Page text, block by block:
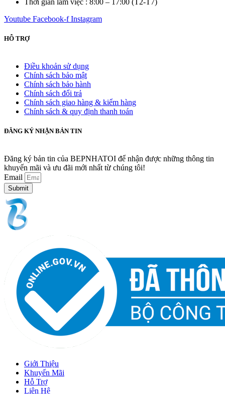
Youtube Facebook-f Instagram
HỖ TRỢ
Điều khoản sử dụng
Chính sách bảo mật
Chính sách bảo hành
Chính sách đổi trả
Chính sách giao hàng & kiểm hàng
Chính sách & quy định thanh toán
ĐĂNG KÝ NHẬN BẢN TIN
Đăng ký bản tin của BEPNHATOI để nhận được những thông tin
khuyến mãi và ưu đãi mới nhất từ chúng tôi!
Email
Submit
Giới Thiệu
Khuyến Mãi
Hỗ Trợ
Liên Hệ